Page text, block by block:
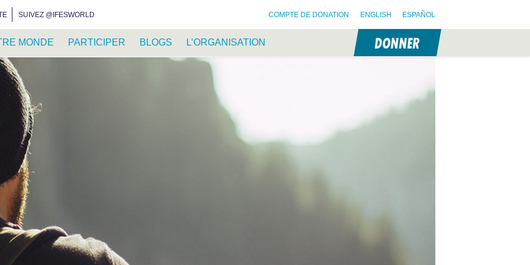
SUIVEZ @IFESWORLD COMPTE DE DONATION ENGLISH ESPAÑOL
MONDE PARTICIPER BLOGS L’ORGANISATION DONNER